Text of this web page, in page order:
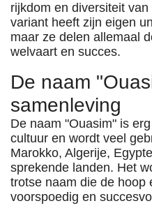
rijkdom en diversiteit
variant heeft zijn eigen
maar ze delen allemaal
welvaart en succes.
De naam
samenleving
De naam "Ouasim" is
cultuur en wordt veel
Marokko, Algerije,
sprekende landen. Het
trotse naam die de hoop
voorspoedig en